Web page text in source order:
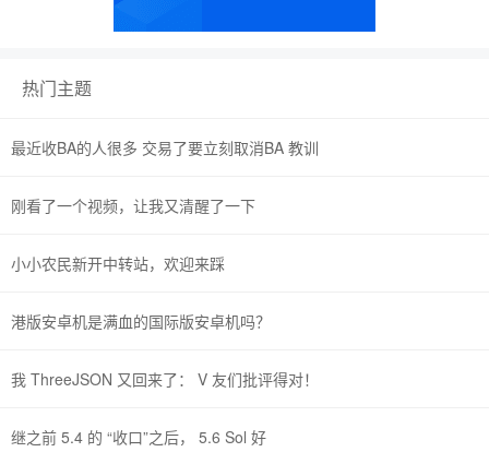
热门主题
最近收BA的人很多 交易了要立刻取消BA 教训
刚看了一个视频，让我又清醒了一下
小小农民新开中转站，欢迎来踩
港版安卓机是满血的国际版安卓机吗？
我 ThreeJSON 又回来了： V 友们批评得对！
继之前 5.4 的 “收口”之后， 5.6 Sol 好